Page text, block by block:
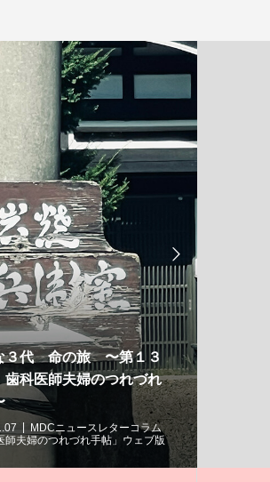
「ひなた文庫」がデンタルスク
エア待合室に誕生!! 〜第１３３
回 歯科医師夫婦のつれづれ...
2025.09.24
MDCニュースレターコラム
「歯科医師夫婦のつれづれ手帖」ウェブ版
